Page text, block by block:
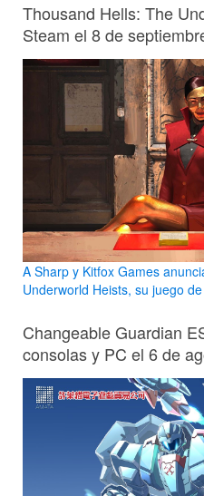
Thousand Hells: The
Steam el 8 de
A Sharp y Kitfox Games
Underworld Heists, su juego
Changeable Guardian
consolas y PC el 6 de